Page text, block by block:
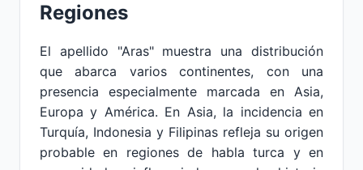
Regiones
El apellido "Aras" muestra una distribución
que abarca varios continentes, con una
presencia especialmente marcada en Asia,
Europa y América. En Asia, la incidencia en
Turquía, Indonesia y Filipinas refleja su origen
probable en regiones de habla turca y en